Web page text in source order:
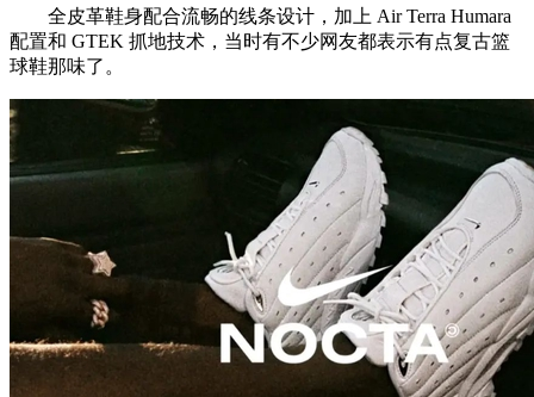
全皮革鞋身配合流畅的线条设计，加上 Air Terra Humara
配置和 GTEK 抓地技术，当时有不少网友都表示有点复古篮
球鞋那味了。